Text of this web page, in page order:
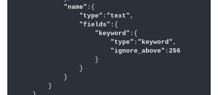
"name" :{
"type" : "text" ,
"fields" :{
"keyword" :{
"type" : "keyword" ,
"ignore_above" : 256